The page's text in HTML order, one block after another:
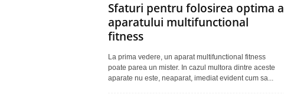
Sfaturi pentru folosirea optima a
aparatului multifunctional
fitness
La prima vedere, un aparat multifunctional fitness
poate parea un mister. In cazul multora dintre aceste
aparate nu este, neaparat, imediat evident cum sa...